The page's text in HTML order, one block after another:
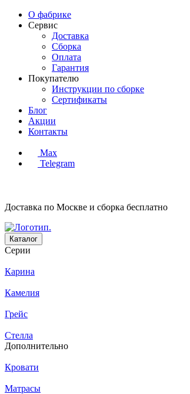
О фабрике
Сервис
Доставка
Сборка
Оплата
Гарантия
Покупателю
Инструкции по сборке
Сертификаты
Блог
Акции
Контакты
Max
Telegram
Доставка по Москве и сборка бесплатно
Каталог
Серии
Карина
Камелия
Грейс
Стелла
Дополнительно
Кровати
Матрасы